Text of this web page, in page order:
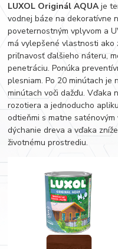
LUXOL Originál AQUAje
vodnej báze na dekoratívne
poveternostným vplyvom a
má vylepšené vlastnosti ako
priľnavosť ďalšieho náteru,
penetráciu. Ponúka
plesniam. Po 20 minútach je
minútach voči dažďu. Vďaka
rozotiera a jednoducho
odtieňmi s matne
dýchanie dreva a vďaka
životnému prostrediu.